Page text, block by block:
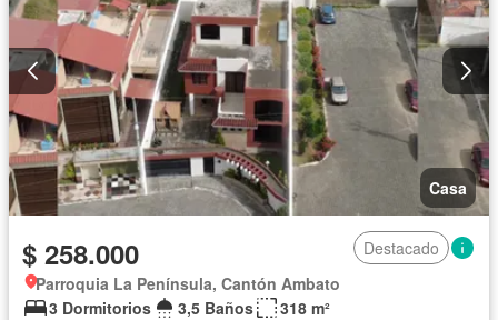
Casa
$ 258.000
Destacado
Parroquia La Península, Cantón Ambato
3 Dormitorios
3,5 Baños
318 m²